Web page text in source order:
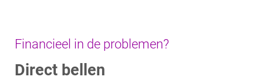
Financieel in de problemen?
Direct bellen